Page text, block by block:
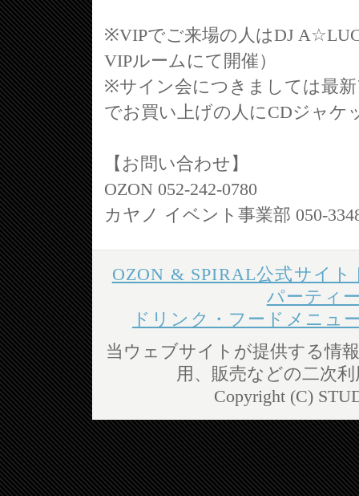
※VIPでご来場の人はDJ
VIPルームにて開催）
※サイン会につきましては最新
でお買い上げの人にCDジャケ
【お問い合わせ】
OZON 052-242-0780
カヤノ イベント事業部 050-
OZON & SPIRAL公式サイト
パーティ
ドリンク・フードメニュ
当ウェブサイトが提供する情
用、販売などの二次
Copyright (C)